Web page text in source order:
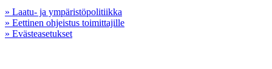
» Laatu- ja ympäristöpolitiikka
» Eettinen ohjeistus toimittajille
» Evästeasetukset